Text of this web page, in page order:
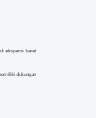
ekspansi karet
dukungan